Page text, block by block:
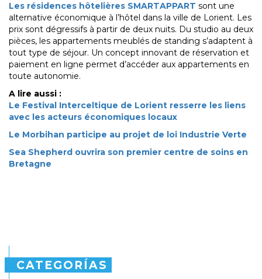
Les résidences hôtelières SMARTAPPART sont une
alternative économique à l’hôtel dans la ville de Lorient. Les
prix sont dégressifs à partir de deux nuits. Du studio au deux
pièces, les appartements meublés de standing s’adaptent à
tout type de séjour. Un concept innovant de réservation et
paiement en ligne permet d’accéder aux appartements en
toute autonomie.
A lire aussi :
Le Festival Interceltique de Lorient resserre les liens
avec les acteurs économiques locaux
Le Morbihan participe au projet de loi Industrie Verte
Sea Shepherd ouvrira son premier centre de soins en
Bretagne
CATEGORÍAS